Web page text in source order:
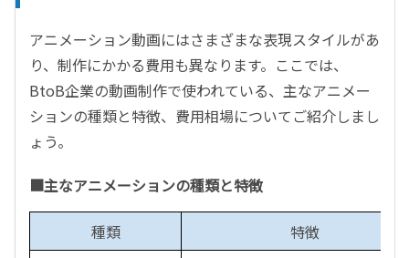
アニメーション動画にはさまざまな表現スタイルがあ
り、制作にかかる費用も異なります。ここでは、
BtoB企業の動画制作で使われている、主なアニメー
ションの種類と特徴、費用相場についてご紹介しまし
ょう。
■主なアニメーションの種類と特徴
種類
特徴